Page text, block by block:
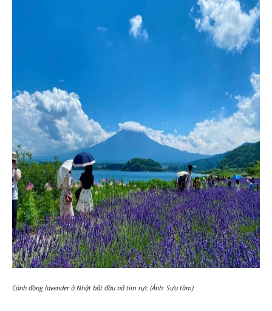
Cánh đồng lavender ở Nhật bắt đầu nở tím rực (Ảnh: Sưu tầm)